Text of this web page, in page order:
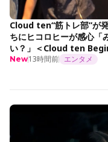
Cloud ten“筋トレ部”が
ちにヒコロヒーが感心「
い？」＜Cloud ten
New13時間前 エンタメ